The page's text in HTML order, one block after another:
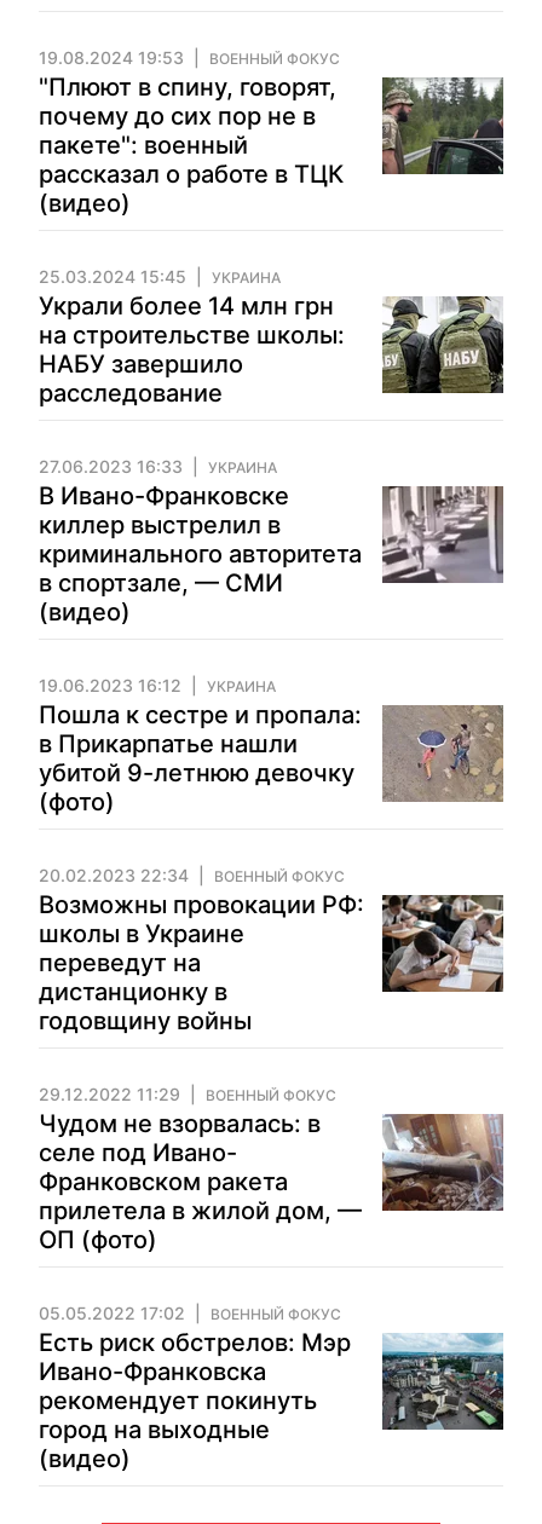
19.08.2024 19:53 ВОЕННЫЙ ФОКУС
"Плюют в спину, говорят,
почему до сих пор не в
пакете": военный
рассказал о работе в ТЦК
(видео)
25.03.2024 15:45 УКРАИНА
Украли более 14 млн грн
на строительстве школы:
НАБУ завершило
расследование
27.06.2023 16:33 УКРАИНА
В Ивано-Франковске
киллер выстрелил в
криминального авторитета
в спортзале, — СМИ
(видео)
19.06.2023 16:12 УКРАИНА
Пошла к сестре и пропала:
в Прикарпатье нашли
убитой 9-летнюю девочку
(фото)
20.02.2023 22:34 ВОЕННЫЙ ФОКУС
Возможны провокации РФ:
школы в Украине
переведут на
дистанционку в
годовщину войны
29.12.2022 11:29 ВОЕННЫЙ ФОКУС
Чудом не взорвалась: в
селе под Ивано-
Франковском ракета
прилетела в жилой дом, —
ОП (фото)
05.05.2022 17:02 ВОЕННЫЙ ФОКУС
Есть риск обстрелов: Мэр
Ивано-Франковска
рекомендует покинуть
город на выходные
(видео)